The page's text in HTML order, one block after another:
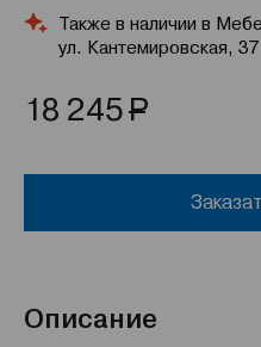
Также в наличии в
ул. Кантемировская, 37
18 245Р
Описание